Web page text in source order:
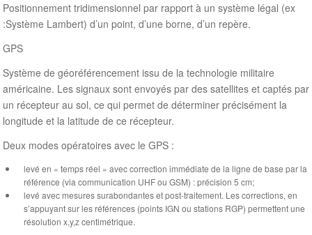
Positionnement tridimensionnel par rapport à un système légal (ex
:Système Lambert) d’un point, d’une borne, d’un repère.
GPS
Système de géoréférencement issu de la technologie militaire
américaine. Les signaux sont envoyés par des satellites et captés par
un récepteur au sol, ce qui permet de déterminer précisément la
longitude et la latitude de ce récepteur.
Deux modes opératoires avec le GPS :
levé en « temps réel » avec correction immédiate de la ligne de base par la
référence (via communication UHF ou GSM) : précision 5 cm;
levé avec mesures surabondantes et post-traitement. Les corrections, en
s’appuyant sur les références (points IGN ou stations RGP) permettent une
résolution x,y,z centimétrique.